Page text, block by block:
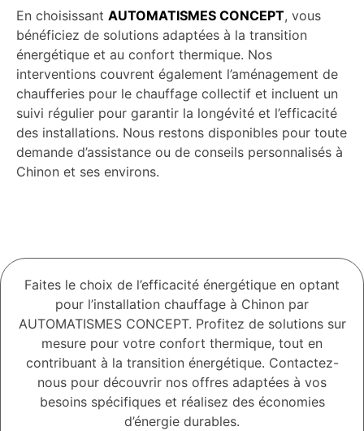
En choisissant AUTOMATISMES CONCEPT, vous
bénéficiez de solutions adaptées à la transition
énergétique et au confort thermique. Nos
interventions couvrent également l’aménagement de
chaufferies pour le chauffage collectif et incluent un
suivi régulier pour garantir la longévité et l’efficacité
des installations. Nous restons disponibles pour toute
demande d’assistance ou de conseils personnalisés à
Chinon et ses environs.
Faites le choix de l’efficacité énergétique en optant
pour l’installation chauffage à Chinon par
AUTOMATISMES CONCEPT. Profitez de solutions sur
mesure pour votre confort thermique, tout en
contribuant à la transition énergétique. Contactez-
nous pour découvrir nos offres adaptées à vos
besoins spécifiques et réalisez des économies
d’énergie durables.